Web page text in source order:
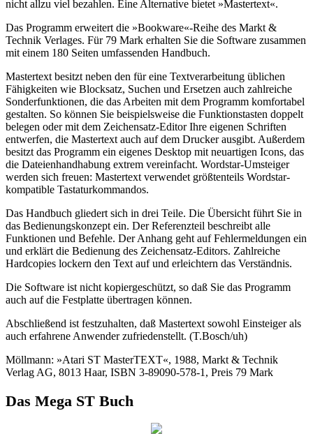
nicht allzu viel bezahlen. Eine Alternative bietet »Mastertext«.
Das Programm erweitert die »Bookware«-Reihe des Markt &
Technik Verlages. Für 79 Mark erhalten Sie die Software zusammen
mit einem 180 Seiten umfassenden Handbuch.
Mastertext besitzt neben den für eine Textverarbeitung üblichen
Fähigkeiten wie Blocksatz, Suchen und Ersetzen auch zahlreiche
Sonderfunktionen, die das Arbeiten mit dem Programm komfortabel
gestalten. So können Sie beispielsweise die Funktionstasten doppelt
belegen oder mit dem Zeichensatz-Editor Ihre eigenen Schriften
entwerfen, die Mastertext auch auf dem Drucker ausgibt. Außerdem
besitzt das Programm ein eigenes Desktop mit neuartigen Icons, das
die Dateienhandhabung extrem vereinfacht. Wordstar-Umsteiger
werden sich freuen: Mastertext verwendet größtenteils Wordstar-
kompatible Tastaturkommandos.
Das Handbuch gliedert sich in drei Teile. Die Übersicht führt Sie in
das Bedienungskonzept ein. Der Referenzteil beschreibt alle
Funktionen und Befehle. Der Anhang geht auf Fehlermeldungen ein
und erklärt die Bedienung des Zeichensatz-Editors. Zahlreiche
Hardcopies lockern den Text auf und erleichtern das Verständnis.
Die Software ist nicht kopiergeschützt, so daß Sie das Programm
auch auf die Festplatte übertragen können.
Abschließend ist festzuhalten, daß Mastertext sowohl Einsteiger als
auch erfahrene Anwender zufriedenstellt. (T.Bosch/uh)
Möllmann: »Atari ST MasterTEXT«, 1988, Markt & Technik
Verlag AG, 8013 Haar, ISBN 3-89090-578-1, Preis 79 Mark
Das Mega ST Buch